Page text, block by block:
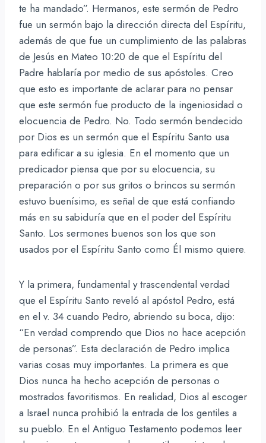
te ha mandado”. Hermanos, este sermón de Pedro
fue un sermón bajo la dirección directa del Espíritu,
además de que fue un cumplimiento de las palabras
de Jesús en Mateo 10:20 de que el Espíritu del
Padre hablaría por medio de sus apóstoles. Creo
que esto es importante de aclarar para no pensar
que este sermón fue producto de la ingeniosidad o
elocuencia de Pedro. No. Todo sermón bendecido
por Dios es un sermón que el Espíritu Santo usa
para edificar a su iglesia. En el momento que un
predicador piensa que por su elocuencia, su
preparación o por sus gritos o brincos su sermón
estuvo buenísimo, es señal de que está confiando
más en su sabiduría que en el poder del Espíritu
Santo. Los sermones buenos son los que son
usados por el Espíritu Santo como Él mismo quiere.
Y la primera, fundamental y trascendental verdad
que el Espíritu Santo reveló al apóstol Pedro, está
en el v. 34 cuando Pedro, abriendo su boca, dijo:
“En verdad comprendo que Dios no hace acepción
de personas”. Esta declaración de Pedro implica
varias cosas muy importantes. La primera es que
Dios nunca ha hecho acepción de personas o
mostrados favoritismos. En realidad, Dios al escoger
a Israel nunca prohibió la entrada de los gentiles a
su pueblo. En el Antiguo Testamento podemos leer